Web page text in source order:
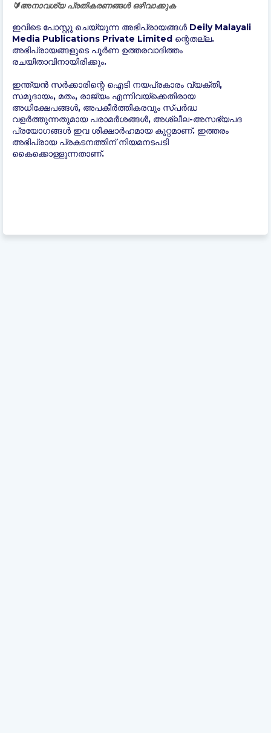
🔰അനാവശ്യ പ്രതികരണങ്ങൾ ഒഴിവാക്കുക
ഇവിടെ പോസ്റ്റു ചെയ്യുന്ന അഭിപ്രായങ്ങൾ Deily Malayali
Media Publications Private Limited ന്റെതല്ല.
അഭിപ്രായങ്ങളുടെ പൂർണ ഉത്തരവാദിത്തം
രചയിതാവിനായിരിക്കും.
ഇന്ത്യന്‍ സർക്കാരിന്റെ ഐടി നയപ്രകാരം വ്യക്തി,
സമുദായം, മതം, രാജ്യം എന്നിവയ്ക്കെതിരായ
അധിക്ഷേപങ്ങൾ, അപകീർത്തികരവും സ്പർദ്ധ
വളർത്തുന്നതുമായ പരാമർശങ്ങൾ, അശ്ലീല-അസഭ്യപദ
പ്രയോഗങ്ങൾ ഇവ ശിക്ഷാർഹമായ കുറ്റമാണ്. ഇത്തരം
അഭിപ്രായ പ്രകടനത്തിന് നിയമനടപടി
കൈക്കൊള്ളുന്നതാണ്.